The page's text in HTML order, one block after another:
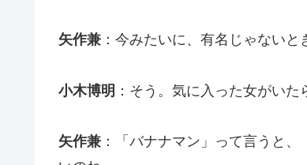
矢作兼 ：今みたいに、有名じゃないと
小木博明 ：そう。気に入った女がいた
矢作兼 ：「バナナマン」って言うと